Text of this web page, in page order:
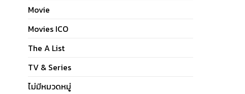
Movie
Movies ICO
The A List
TV & Series
ไม่มีหมวดหมู่